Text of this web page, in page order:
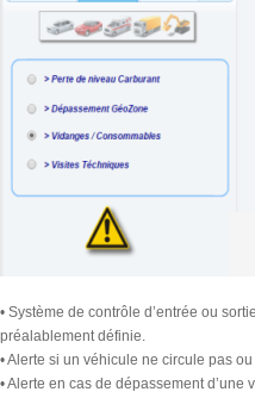
• Système de contrôle d’entrée ou
préalablement définie.
• Alerte si un véhicule ne circule pas
• Alerte en cas de dépassement d’une